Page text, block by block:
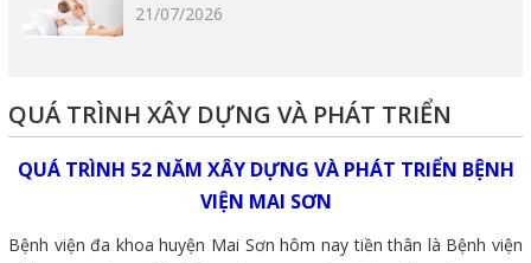
21/07/2026
QUÁ TRÌNH XÂY DỰNG VÀ PHÁT TRIỂN
QUÁ TRÌNH 52 NĂM XÂY DỰNG VÀ PHÁT TRIỂN BỆNH
VIỆN MAI SƠN
Bệnh viện đa khoa huyện Mai Sơn hôm nay tiền thân là Bệnh viện